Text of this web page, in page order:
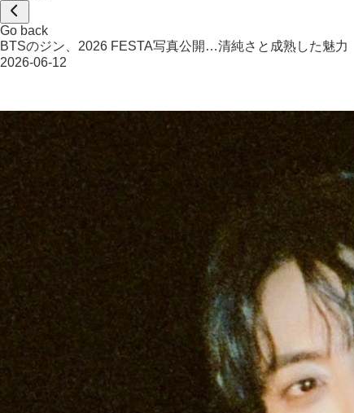
Go back
BTSのジン、2026 FESTA写真公開…清純さと成熟した魅力
2026-06-12